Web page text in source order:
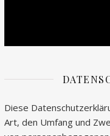
Diese
Art, den Umfang und